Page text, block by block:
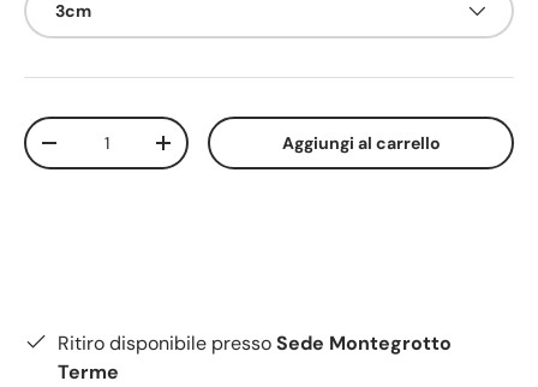
3cm
Q.tà
-
+ Aggiungi al carrello
Ritiro disponibile pressoSede Montegrotto
Terme